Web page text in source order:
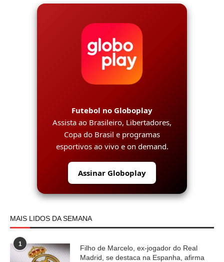
Futebol no Globoplay
Assista ao Brasileiro, Libertadores,
Copa do Brasil e programas
esportivos ao vivo e on demand.
Assinar Globoplay
MAIS LIDOS DA SEMANA
1
Filho de Marcelo, ex-jogador do Real
Madrid, se destaca na Espanha, afirma